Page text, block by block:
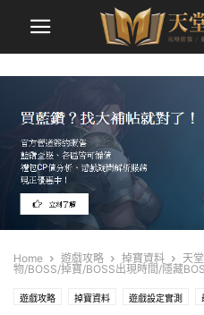
Home 遊戲攻略 掉寶資料
天
物/BOSS/掉寶/BOSS出現時間/隱藏
遊戲攻略 掉寶資料 遊戲設定實測